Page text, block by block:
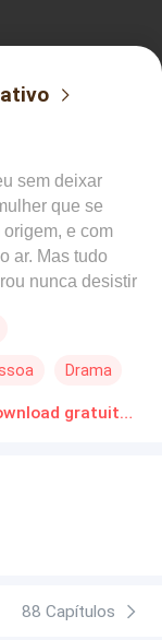
sem deixar
que se
e com
ar. Mas tudo
nunca desistir
com uma
nem queira
verdades
que
mesma alma
Em Outra
renasce em
Drama
A Esposa esquecida e o CEO de gelo Download gratuito de Novelas Online em PDF
88 Capítulos